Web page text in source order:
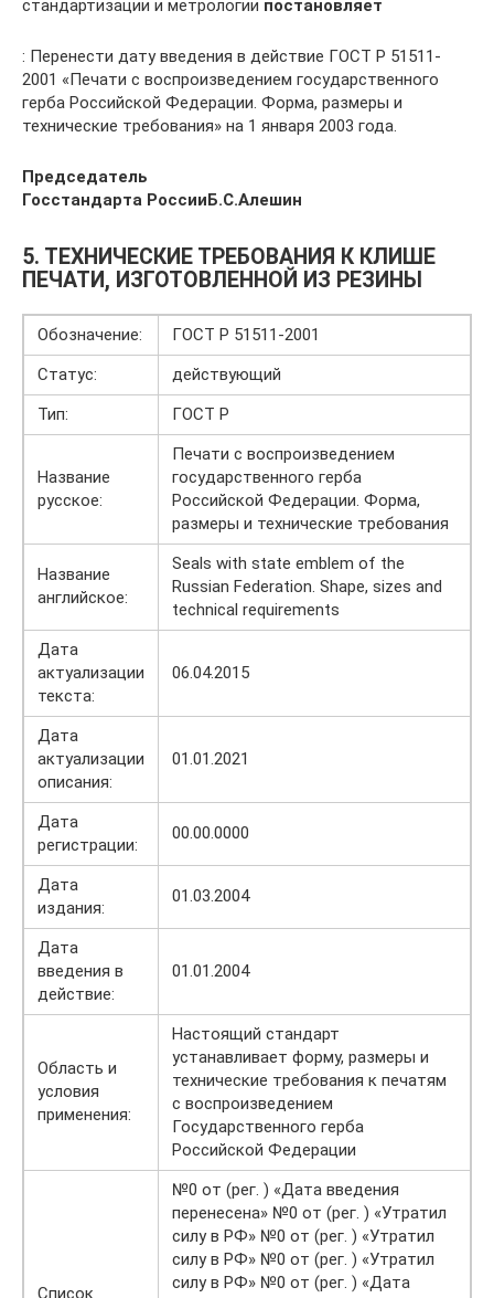
стандартизации и метрологии постановляет
: Перенести дату введения в действие ГОСТ Р 51511-
2001 «Печати с воспроизведением государственного
герба Российской Федерации. Форма, размеры и
технические требования» на 1 января 2003 года.
Председатель
Госстандарта РоссииБ.С.Алешин
5. ТЕХНИЧЕСКИЕ ТРЕБОВАНИЯ К КЛИШЕ
ПЕЧАТИ, ИЗГОТОВЛЕННОЙ ИЗ РЕЗИНЫ
Обозначение:
ГОСТ Р 51511-2001
Статус:
действующий
Тип:
ГОСТ Р
Название
русское:
Печати с воспроизведением
государственного герба
Российской Федерации. Форма,
размеры и технические требования
Название
английское:
Seals with state emblem of the
Russian Federation. Shape, sizes and
technical requirements
Дата
актуализации
текста:
06.04.2015
Дата
актуализации
описания:
01.01.2021
Дата
регистрации:
00.00.0000
Дата
издания:
01.03.2004
Дата
введения в
действие:
01.01.2004
Область и
условия
применения:
Настоящий стандарт
устанавливает форму, размеры и
технические требования к печатям
с воспроизведением
Государственного герба
Российской Федерации
Список
№0 от (рег. ) «Дата введения
перенесена» №0 от (рег. ) «Утратил
силу в РФ» №0 от (рег. ) «Утратил
силу в РФ» №0 от (рег. ) «Утратил
силу в РФ» №0 от (рег. ) «Дата